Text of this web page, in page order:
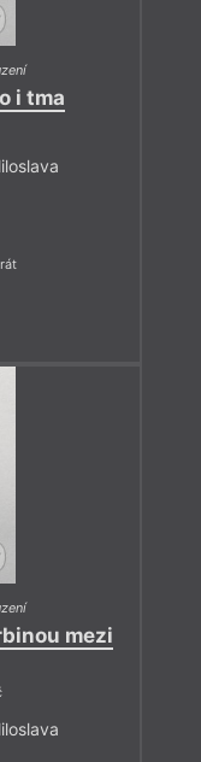
i tma
mezi